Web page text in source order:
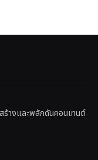
ร้างและพลักดันคอนเทนต์